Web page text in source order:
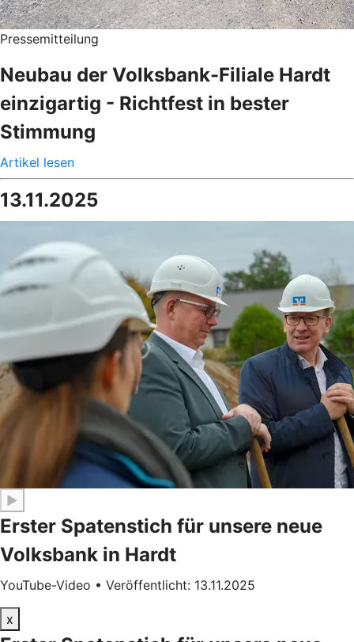
Pressemitteilung
Neubau der Volksbank-Filiale Hardt
einzigartig - Richtfest in bester
Stimmung
Artikel lesen
13.11.2025
▶
Erster Spatenstich für unsere neue
Volksbank in Hardt
YouTube-Video • Veröffentlicht: 13.11.2025
x